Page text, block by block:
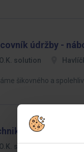
údržby -
O.K. solution
šikovného a
O.K. solution